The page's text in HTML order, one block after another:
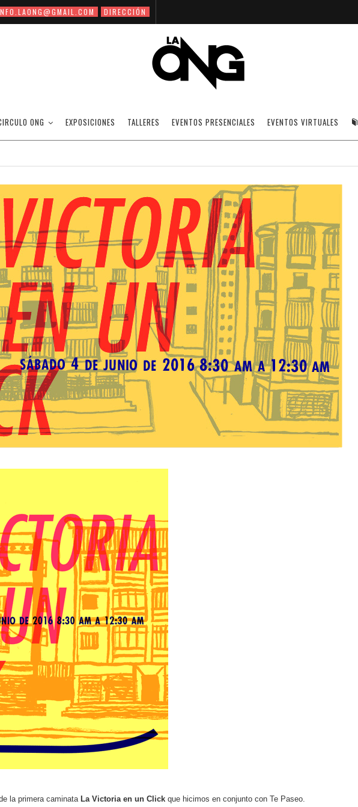
DIRECCIÓN
ONG EXPOSICIONES TALLERES EVENTOS PRESENCIALES EVENTOS VIRTUALES
FOTOS PARTICIPANTES LA VICTORIA EN UN CLICK
23/06/2016 NOTICIAS OFF
la primera caminata La Victoria en un Click que hicimos en conjunto con Te Paseo.